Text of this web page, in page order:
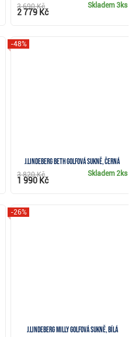
Skladem3ks
3 690 Kč
2 779 Kč
J.Lindeberg Beth golfová sukně, černá
-48%
Skladem2ks
3 820 Kč
1 990 Kč
J.Lindeberg Milly golfová sukně, bílá
-26%